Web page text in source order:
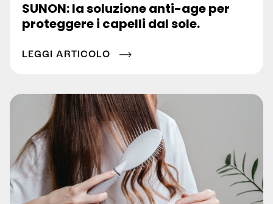
SUNON: la soluzione anti-age per
proteggere i capelli dal sole.
LEGGI ARTICOLO